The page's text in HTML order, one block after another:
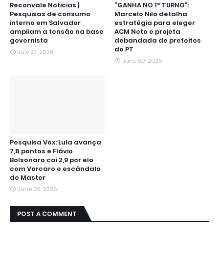
Reconvale Noticias |
Pesquisas de consumo
interno em Salvador
ampliam a tensão na base
governista
July 27, 2026
“GANHA NO 1º TURNO”:
Marcelo Nilo detalha
estratégia para eleger
ACM Neto e projeta
debandada de prefeitos
do PT
June 30, 2026
Pesquisa Vox: Lula avança
7,8 pontos e Flávio
Bolsonaro cai 2,9 por elo
com Vorcaro e escândalo
do Master
June 05, 2026
POST A COMMENT